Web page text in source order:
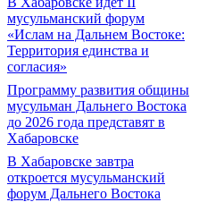
мусульманский форум
«Ислам на Дальнем Востоке:
Территория единства и
согласия»
Программу развития общины
мусульман Дальнего Востока
до 2026 года представят в
Хабаровске
В Хабаровске завтра
откроется мусульманский
форум Дальнего Востока